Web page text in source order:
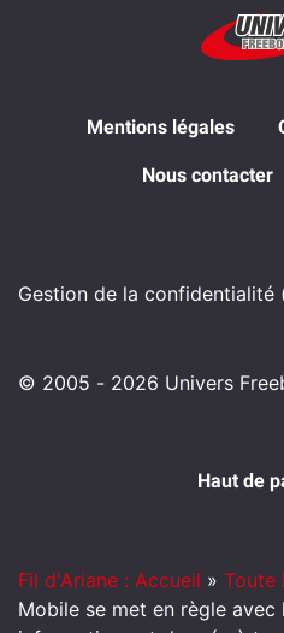
Mentions légales
Nous contacter
Gestion de la confidentialité
© 2005 - 2026 Univers
Haut de
Fil d'Ariane : Accueil » Toute
Mobile se met en règle avec